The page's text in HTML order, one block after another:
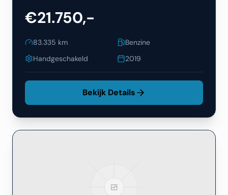
€21.750,-
83.335 km
Benzine
Handgeschakeld
2019
Bekijk Details